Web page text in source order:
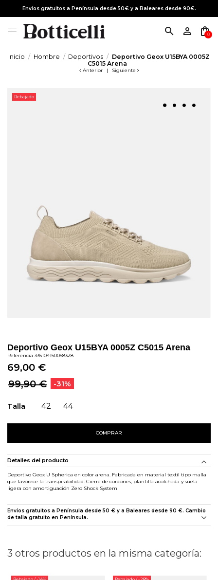
Envíos gratuitos a Península desde 50€ y a Baleares desde 90€.
search person_outline shopping_bag
0
Inicio Hombre Deportivos
Deportivo Geox U15BYA 0005Z
C5015 Arena
Anterior | Siguiente
Rebajado
Deportivo Geox U15BYA 0005Z C5015 Arena
Referencia 335104150058328
69,00 €
99,90 €
-31%
Talla 42 44
COMPRAR
Detalles del producto
Deportivo Geox U Spherica en color arena. Fabricada en material textil tipo malla
que favorece la transpirabilidad. Cierre de cordones, plantilla acolchada y suela
ligera con amortiguación Zero Shock System
Envíos gratuitos a Península desde 50 € y a Baleares desde 90 €. Cambio
de talla gratuito en Península.
3 otros productos en la misma categoría: